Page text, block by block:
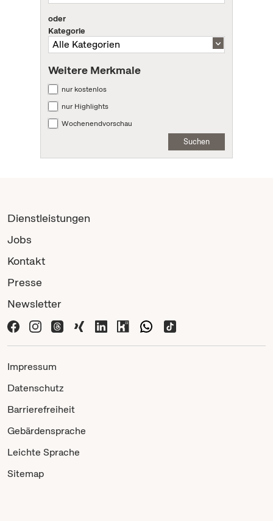
oder
Kategorie
Weitere Merkmale
nur kostenlos
nur Highlights
Wochenendvorschau
Suchen
Dienstleistungen
Jobs
Kontakt
Presse
Newsletter
Impressum
Datenschutz
Barrierefreiheit
Gebärdensprache
Leichte Sprache
Sitemap